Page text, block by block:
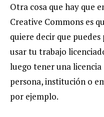
Otra cosa que hay que
Creative Commons es
quiere decir que
usar tu trabajo
luego tener una
persona, institución o
por ejemplo.